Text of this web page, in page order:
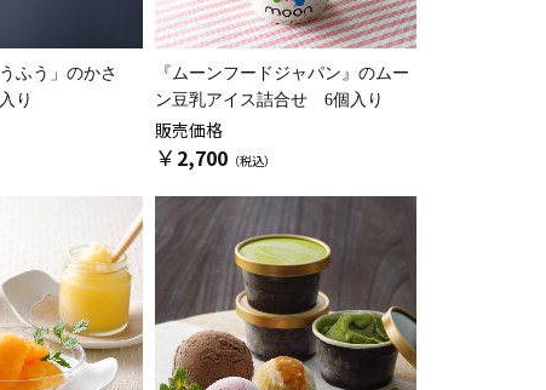
うふう」のかさ
り
『ムーンフードジャパン』のムー
ン豆乳アイス詰合せ 6個入り
販売価格
￥ 2,700